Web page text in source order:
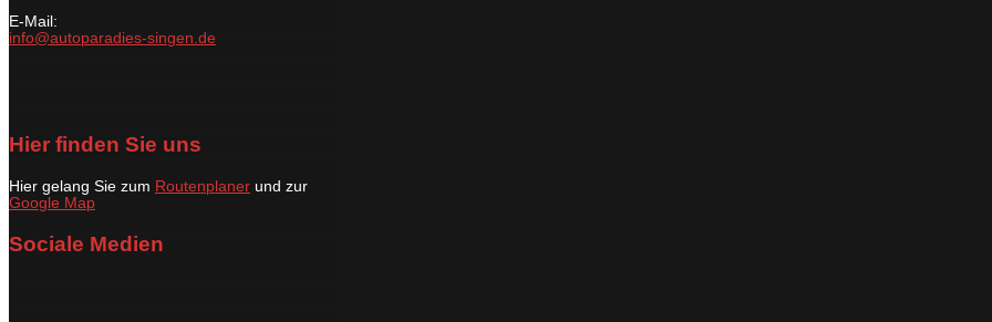
E-Mail:
info@autoparadies-singen.de
Hier finden Sie uns
Hier gelang Sie zum Routenplaner und zur
Google Map
Sociale Medien